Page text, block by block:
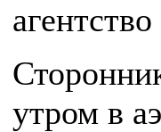
утром в